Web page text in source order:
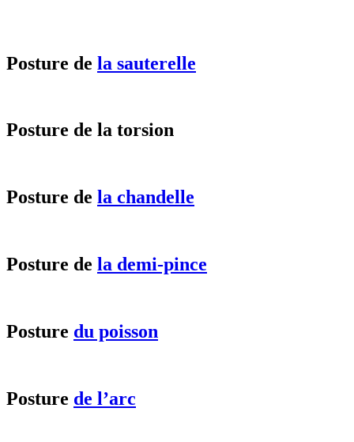
Posture de la sauterelle
Posture de la torsion
Posture de la chandelle
Posture de la demi-pince
Posture du poisson
Posture de l’arc